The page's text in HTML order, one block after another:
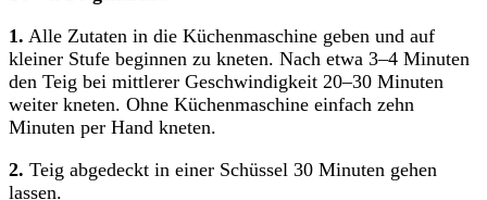
1. Alle Zutaten in die Küchenmaschine geben und auf
kleiner Stufe beginnen zu kneten. Nach etwa 3–4 Minuten
den Teig bei mittlerer Geschwindigkeit 20–30 Minuten
weiter kneten. Ohne Küchenmaschine einfach zehn
Minuten per Hand kneten.
2. Teig abgedeckt in einer Schüssel 30 Minuten gehen
lassen.